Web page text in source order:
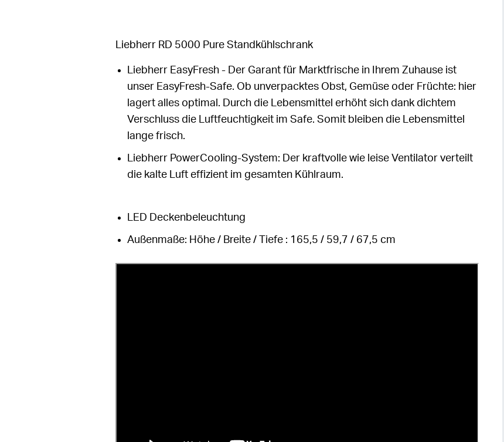
Liebherr RD 5000 Pure Standkühlschrank
Liebherr EasyFresh - Der Garant für Marktfrische in Ihrem Zuhause ist
unser EasyFresh-Safe. Ob unverpacktes Obst, Gemüse oder Früchte: hier
lagert alles optimal. Durch die Lebensmittel erhöht sich dank dichtem
Verschluss die Luftfeuchtigkeit im Safe. Somit bleiben die Lebensmittel
lange frisch.
Liebherr PowerCooling-System: Der kraftvolle wie leise Ventilator verteilt
die kalte Luft effizient im gesamten Kühlraum.
LED Deckenbeleuchtung
Außenmaße: Höhe / Breite / Tiefe : 165,5 / 59,7 / 67,5 cm